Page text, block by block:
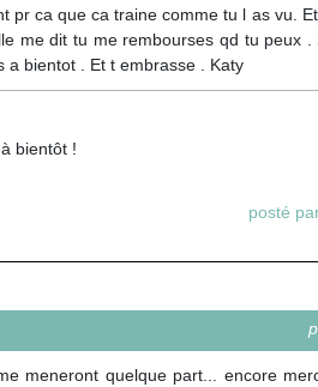
ca que ca traine comme tu l as vu.
me dit tu me rembourses qd tu peux .
a bientot . Et t embrasse . Katy
bientôt !
posté
meneront quelque part... encore